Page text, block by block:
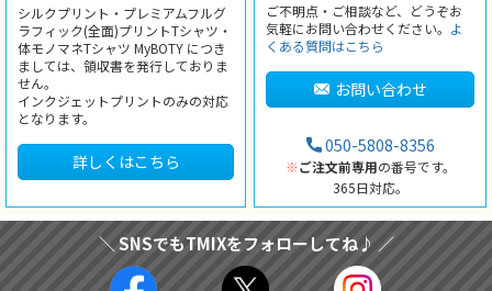
シルクプリント・プレミアムフルグ
ラフィック(全面)プリントTシャツ・
体モノマネTシャツ MyBOTY につき
ましては、領収書を発行しておりま
せん。
インクジェットプリントのみの対応
となります。
詳しくはこちら
ご不明点・ご相談など、どうぞお
気軽にお問い合わせください。 よ
くある質問はこちら
お問い合わせ
050-5808-8356
※ご注文前専用の番号です。
365日対応。
＼ SNSでもTMIXをフォローしてね♪ ／